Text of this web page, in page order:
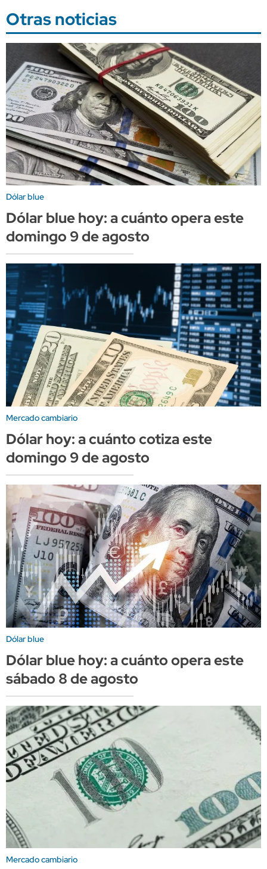
Otras noticias
Dólar blue
Dólar blue hoy: a cuánto opera este
domingo 9 de agosto
Mercado cambiario
Dólar hoy: a cuánto cotiza este
domingo 9 de agosto
Dólar blue
Dólar blue hoy: a cuánto opera este
sábado 8 de agosto
Mercado cambiario